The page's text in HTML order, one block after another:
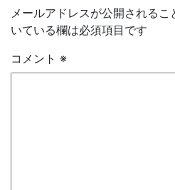
メールアドレスが公開されるこ
いている欄は必須項目です
コメント ※